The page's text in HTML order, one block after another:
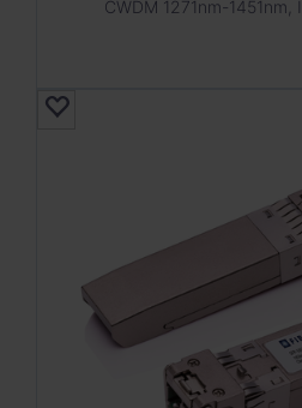
CWDM 1271nm-1451nm,